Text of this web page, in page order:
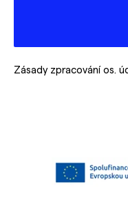
Zásady zpracování os.